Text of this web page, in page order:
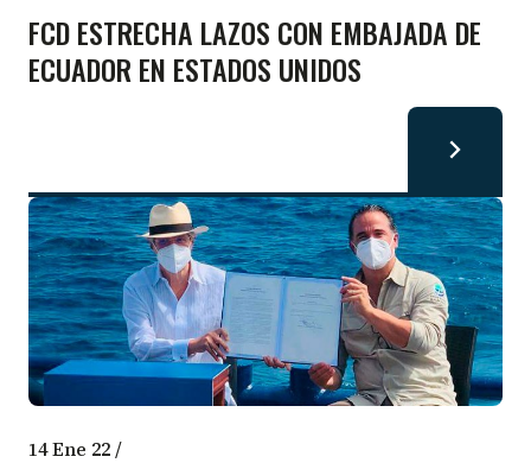
FCD ESTRECHA LAZOS CON EMBAJADA DE
ECUADOR EN ESTADOS UNIDOS
14 Ene 22/